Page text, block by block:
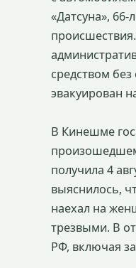
«Датсуна»,
средством
эвакуирован
В Кинешме
получила 4
выяснилось,
наехал на
трезвыми. В
РФ, включая